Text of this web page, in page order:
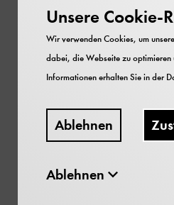
Biografische
Datierung
1907-1957
Umfang
8 Schachteln
Unsere Cookie-
Wir verwenden Cookies, um
dabei, die Webseite zu optimieren
Informationen erhalten Sie in der
Ablehnen
Ablehnen